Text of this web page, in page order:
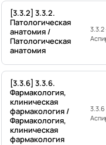
[3.3.2] 3.3.2.
Патологическая
анатомия /
Патологическая
анатомия
3.3.2 ·
[3.3.6] 3.3.6.
Фармакология,
клиническая
фармакология /
Фармакология,
клиническая
фармакология
3.3.6